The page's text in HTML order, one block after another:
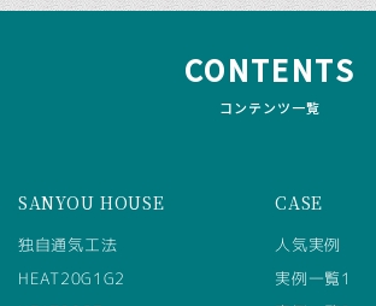
CONTENTS
コンテンツ一覧
SANYOU HOUSE
独自通気工法
HEAT20G1G2
CASE
人気実例
実例一覧1